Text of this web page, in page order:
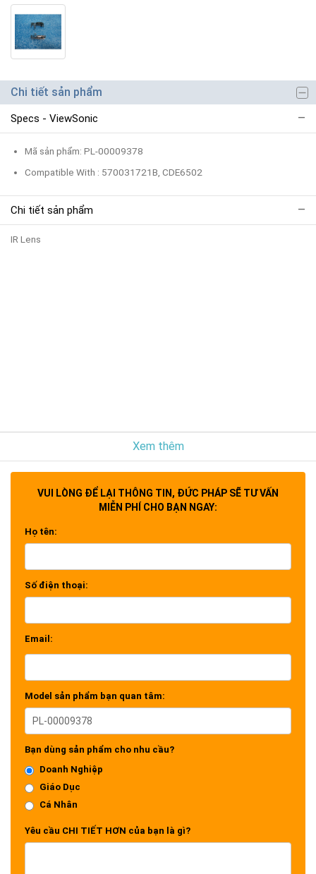
Chi tiết sản phẩm
Specs - ViewSonic
Mã sản phẩm: PL-00009378
Compatible With : 570031721B, CDE6502
Chi tiết sản phẩm
IR Lens
Xem thêm
VUI LÒNG ĐỂ LẠI THÔNG TIN, ĐỨC PHÁP SẼ TƯ VẤN
MIỄN PHÍ CHO BẠN NGAY:
Họ tên:
Số điện thoại:
Email:
Model sản phẩm bạn quan tâm:
Bạn dùng sản phẩm cho nhu cầu?
Doanh Nghiệp
Giáo Dục
Cá Nhân
Yêu cầu CHI TIẾT HƠN của bạn là gì?